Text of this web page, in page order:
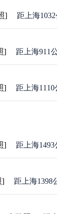
] 距上海1032
] 距上海911
] 距上海1110
] 距上海1493
] 距上海1398